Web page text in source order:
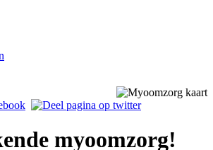
myoomzorg!